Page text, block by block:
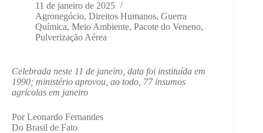
11 de janeiro de 2025
Agronegócio, Direitos Humanos, Guerra
Química, Meio Ambiente, Pacote do Veneno,
Pulverização Aérea
Celebrada neste 11 de janeiro, data foi instituída em
1990; ministério aprovou, ao todo, 77 insumos
agrícolas em janeiro
Por Leonardo Fernandes
Do Brasil de Fato